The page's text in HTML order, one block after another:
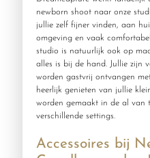
newborn shoot naar onze
jullie zelf fijner vinden, aan
omgeving en vaak
studio is natuurlijk ook op
alles is bij de hand. Jullie zijn
worden gastvrij ontvangen
heerlijk genieten van jullie
worden gemaakt in de al van
verschillende settings.
Accessoires bij